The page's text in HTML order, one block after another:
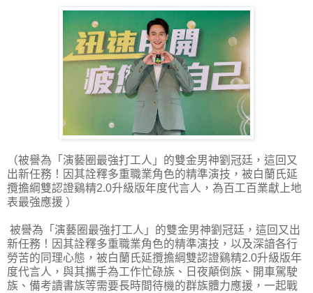
（被譽為「演藝圈最強打工人」的雙金男神劉冠廷，這回又
出新任務！因其詮釋多重職業角色的精準演技，被白蘭氏延
攬擔綱雙認證鷄精2.0升級版年度代言人，為百工百業獻上地
表最強應援 ）
被譽為「演藝圈最強打工人」的雙金男神劉冠廷，這回又出
新任務！因其詮釋多重職業角色的精準演技，以及深諳各行
勞苦的同理心態，被白蘭氏延攬擔綱雙認證鷄精2.0升級版年
度代言人，與其攜手為工作忙碌族、日夜顛倒族、開車駕駛
族、備考讀書族等需要長時間待機的群族體力應援，一起戰